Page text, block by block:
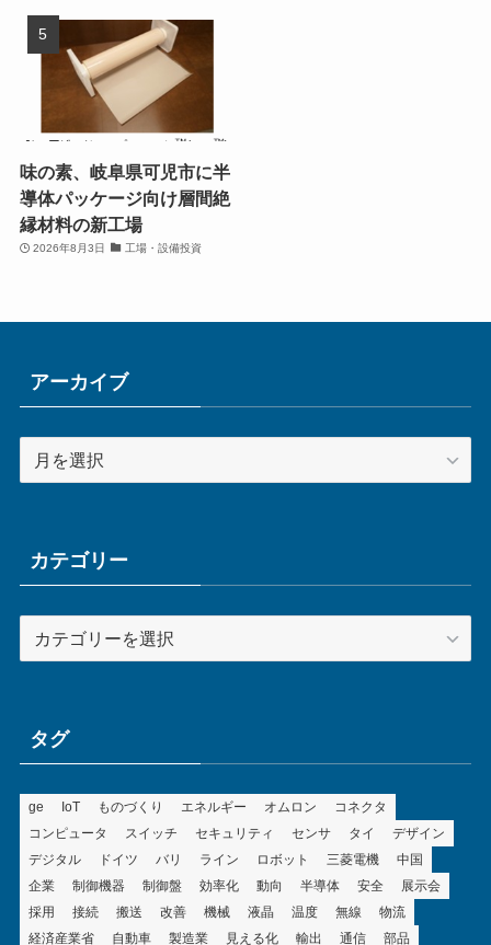
味の素、岐阜県可児市に半
導体パッケージ向け層間絶
縁材料の新工場
2026年8月3日 工場・設備投資
アーカイブ
ー
ブカテゴリー
テ
ータグ
ge IoT ものづくり エネルギー オムロン
コネクタ
コンピュータ
スイッチ セキュリティ センサ タイ
デザイン
デジタル
ドイツ バリ ライン ロボット 三菱電機
中国
企業
制御機器 制御盤 効率化 動向 半導体 安全
展示会
採用
接続 搬送 改善 機械 液晶 温度 無線
物流
経済産業省
自動車 製造業 見える化 輸出 通信 部品